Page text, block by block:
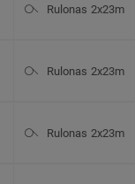
Rulonas 2x23m
Rulonas 2x23m
Rulonas 2x23m